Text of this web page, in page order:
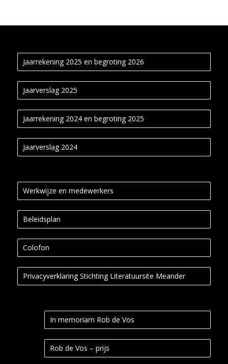
Jaarrekening 2025 en begroting 2026
Jaarverslag 2025
Jaarrekening 2024 en begroting 2025
Jaarverslag 2024
Werkwijze en medewerkers
Beleidsplan
Colofon
Privacyverklaring Stichting Literatuursite Meander
In memoriam Rob de Vos
Rob de Vos – prijs